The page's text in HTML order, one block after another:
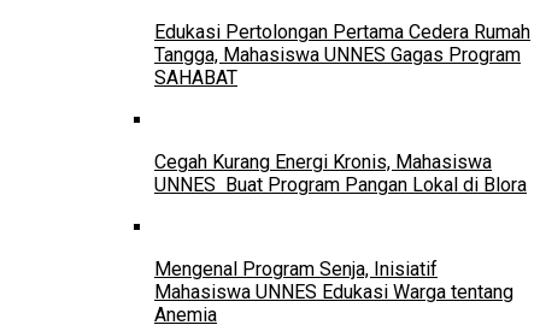
Edukasi Pertolongan Pertama Cedera Rumah
Tangga, Mahasiswa UNNES Gagas Program
SAHABAT
Cegah Kurang Energi Kronis, Mahasiswa
UNNES Buat Program Pangan Lokal di Blora
Mengenal Program Senja, Inisiatif
Mahasiswa UNNES Edukasi Warga tentang
Anemia